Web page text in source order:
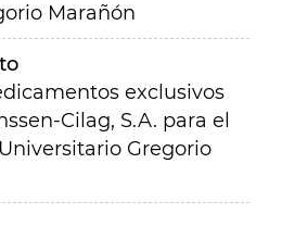
Marañón
exclusivos
Cilag, S.A. para el
Gregorio